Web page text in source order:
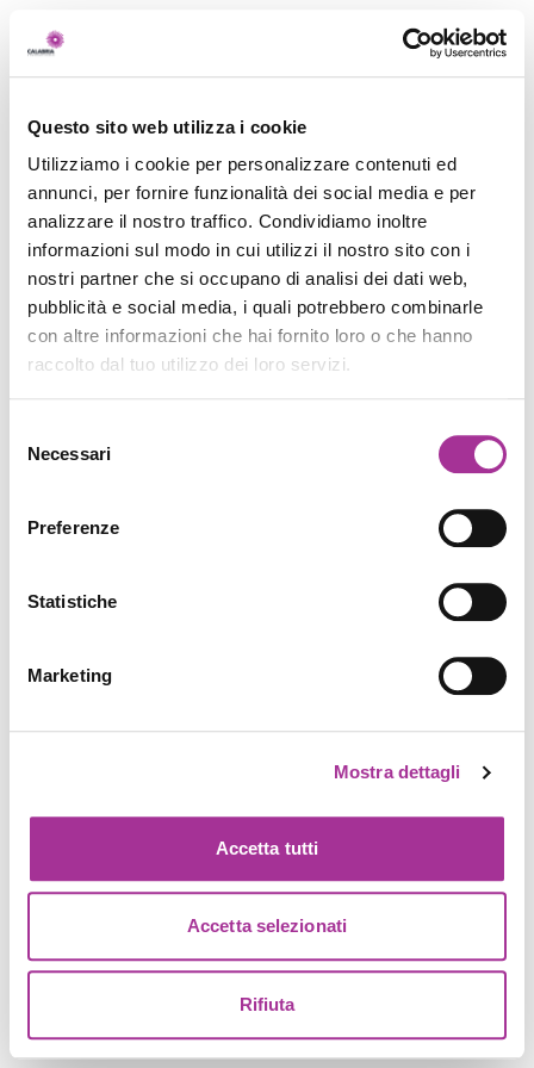
Questo sito web utilizza i cookie
Utilizziamo i cookie per personalizzare contenuti ed
annunci, per fornire funzionalità dei social media e per
analizzare il nostro traffico. Condividiamo inoltre
informazioni sul modo in cui utilizzi il nostro sito con i
nostri partner che si occupano di analisi dei dati web,
pubblicità e social media, i quali potrebbero combinarle
con altre informazioni che hai fornito loro o che hanno
raccolto dal tuo utilizzo dei loro servizi.
delNecessari
Preferenze
Statistiche
Marketing
Mostra dettagli
Accetta tutti
Accetta selezionati
Rifiuta